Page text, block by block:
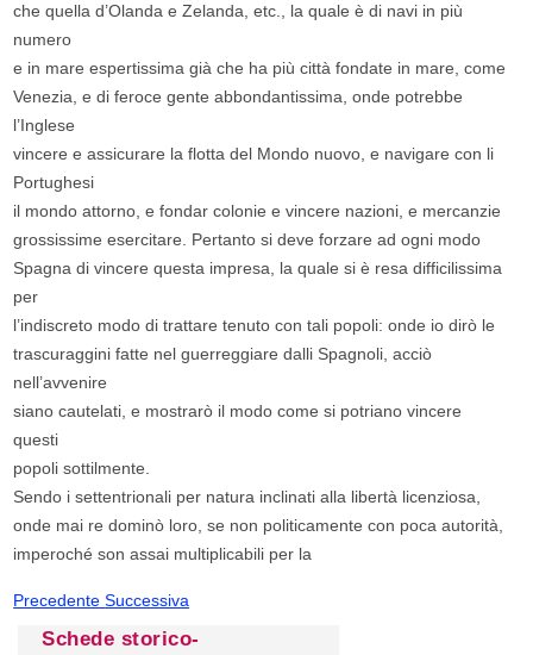
che quella d’Olanda e Zelanda, etc., la quale è di navi in più
numero
e in mare espertissima già che ha più città fondate in mare, come
Venezia, e di feroce gente abbondantissima, onde potrebbe
l’Inglese
vincere e assicurare la flotta del Mondo nuovo, e navigare con li
Portughesi
il mondo attorno, e fondar colonie e vincere nazioni, e mercanzie
grossissime esercitare. Pertanto si deve forzare ad ogni modo
Spagna di vincere questa impresa, la quale si è resa difficilissima
per
l’indiscreto modo di trattare tenuto con tali popoli: onde io dirò le
trascuraggini fatte nel guerreggiare dalli Spagnoli, acciò
nell’avvenire
siano cautelati, e mostrarò il modo come si potriano vincere
questi
popoli sottilmente.
Sendo i settentrionali per natura inclinati alla libertà licenziosa,
onde mai re dominò loro, se non politicamente con poca autorità,
imperoché son assai multiplicabili per la
PrecedenteSuccessiva
Schede storico-